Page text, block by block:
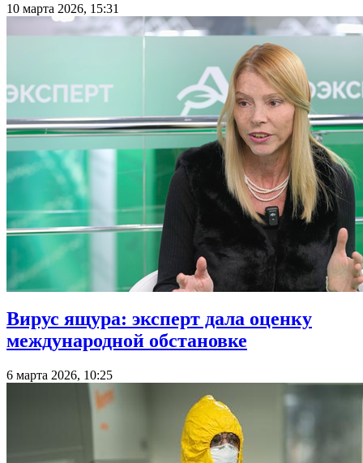
10 марта 2026, 15:31
Вирус ящура: эксперт дала оценку
международной обстановке
6 марта 2026, 10:25